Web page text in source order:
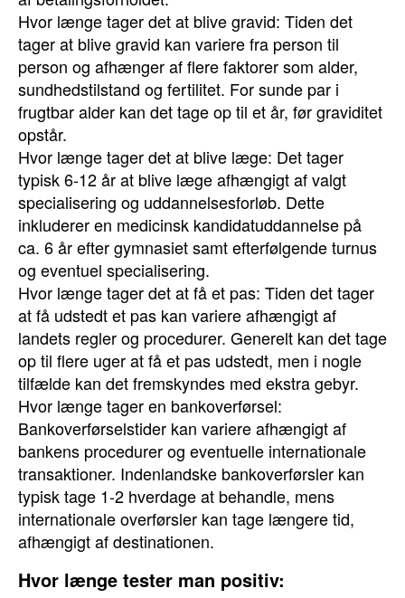
Hvor længe tager det at blive gravid: Tiden det
tager at blive gravid kan variere fra person til
person og afhænger af flere faktorer som alder,
sundhedstilstand og fertilitet. For sunde par i
frugtbar alder kan det tage op til et år, før graviditet
opstår.
Hvor længe tager det at blive læge: Det tager
typisk 6-12 år at blive læge afhængigt af valgt
specialisering og uddannelsesforløb. Dette
inkluderer en medicinsk kandidatuddannelse på
ca. 6 år efter gymnasiet samt efterfølgende turnus
og eventuel specialisering.
Hvor længe tager det at få et pas: Tiden det tager
at få udstedt et pas kan variere afhængigt af
landets regler og procedurer. Generelt kan det tage
op til flere uger at få et pas udstedt, men i nogle
tilfælde kan det fremskyndes med ekstra gebyr.
Hvor længe tager en bankoverførsel:
Bankoverførselstider kan variere afhængigt af
bankens procedurer og eventuelle internationale
transaktioner. Indenlandske bankoverførsler kan
typisk tage 1-2 hverdage at behandle, mens
internationale overførsler kan tage længere tid,
afhængigt af destinationen.
Hvor længe tester man positiv: